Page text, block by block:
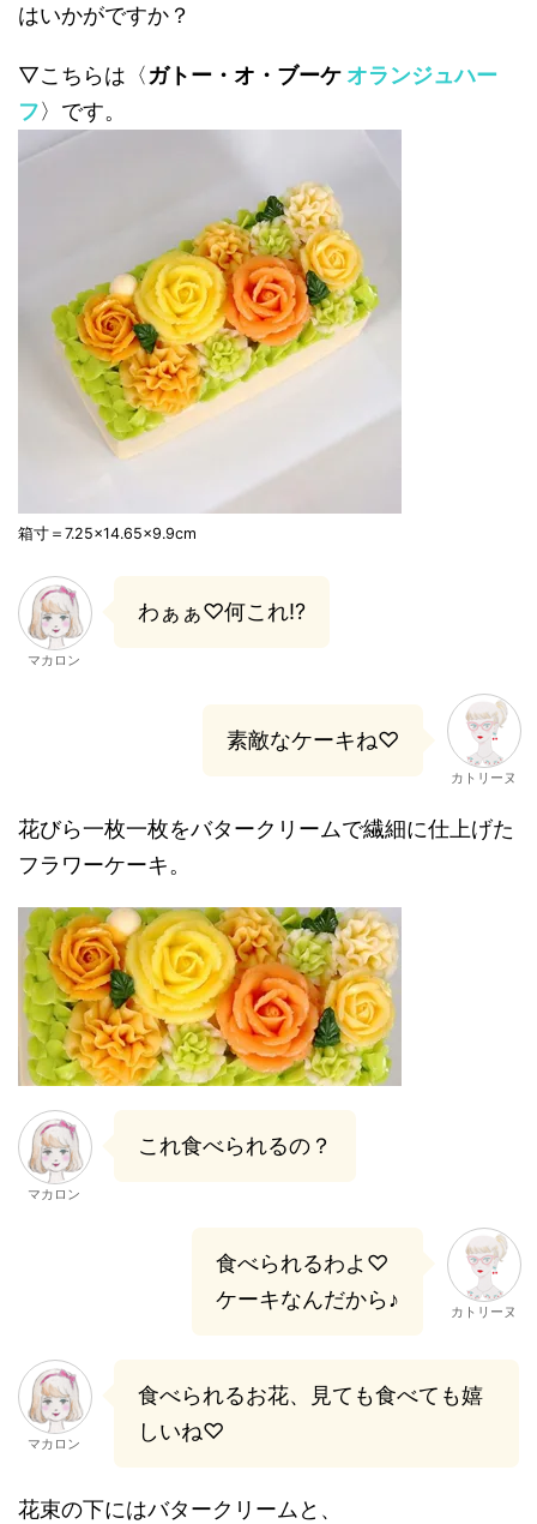
はいかがですか？
▽こちらは〈ガトー・オ・ブーケ オランジュハー
フ〉です。
箱寸＝7.25×14.65×9.9cm
マカロン
わぁぁ♡何これ!?
素敵なケーキね♡
カトリーヌ
花びら一枚一枚をバタークリームで繊細に仕上げた
フラワーケーキ。
マカロン
これ食べられるの？
食べられるわよ♡
ケーキなんだから♪
カトリーヌ
マカロン
食べられるお花、見ても食べても嬉
しいね♡
花束の下にはバタークリームと、